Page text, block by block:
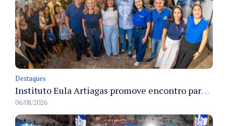
Destaques
Instituto Eula Artiagas promove encontro para discutir melhorias para o bairro Petrópolis
06/08/2026